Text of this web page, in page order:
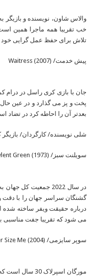
والاس شاون، نویسنده و
خب تقریبا همه ماجرا همین
تلاش برای حفظ عمل گرایی خود
پیش خدمت/ (Waitress (2007
جان با بازی کری راسل در درام
پخت و پز می گذارد و در عین
بعدتر آن را احاطه کرد در تضاد
شلی نویسنده/ کارگردان/
سویلنت سبز/ (Soylent Green (1973
در سال 2022 جمعیت
گشنگان سراسر جهان را با دقت
درباره حقیقت ویفر ساخته شده
می شود که تقریبا جفت مناسبی
سوپر سایزمی/ (Super Size Me (2004
مورگان